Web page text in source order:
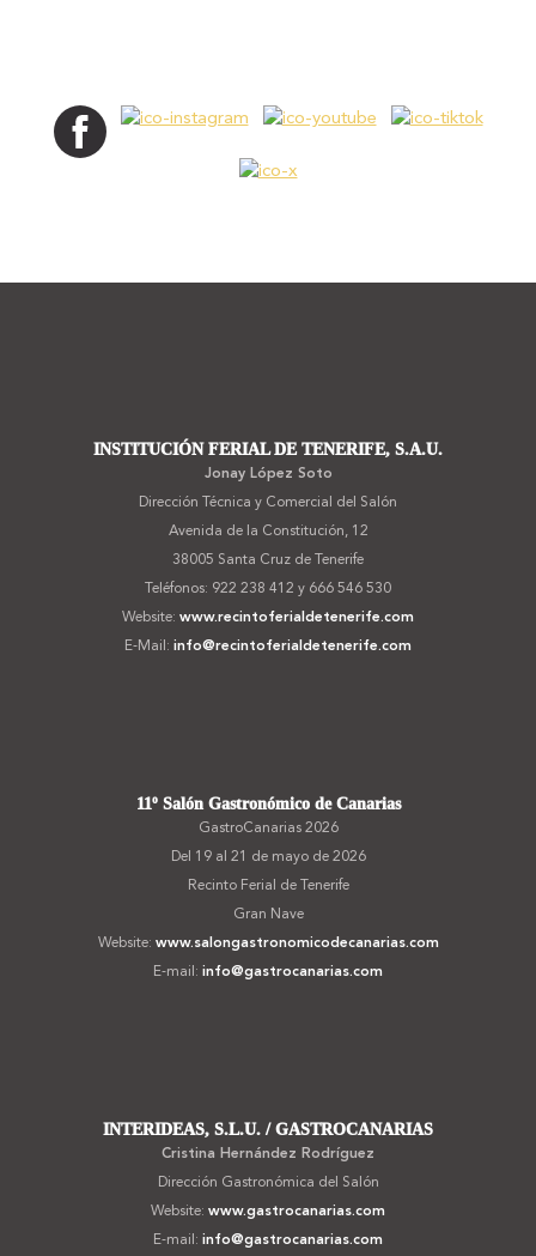
INSTITUCIÓN FERIAL DE TENERIFE, S.A.U.
Jonay López Soto
Dirección Técnica y Comercial del Salón
Avenida de la Constitución, 12
38005 Santa Cruz de Tenerife
Teléfonos: 922 238 412 y 666 546 530
Website: www.recintoferialdetenerife.com
E-Mail: info@recintoferialdetenerife.com
11º Salón Gastronómico de Canarias
GastroCanarias 2026
Del 19 al 21 de mayo de 2026
Recinto Ferial de Tenerife
Gran Nave
Website: www.salongastronomicodecanarias.com
E-mail: info@gastrocanarias.com
INTERIDEAS, S.L.U. / GASTROCANARIAS
Cristina Hernández Rodríguez
Dirección Gastronómica del Salón
Website: www.gastrocanarias.com
E-mail: info@gastrocanarias.com